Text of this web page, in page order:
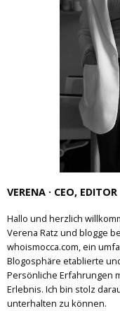
VERENA · CEO, EDITOR
Hallo und herzlich
Verena Ratz und blogge
whoismocca.com, ein
Blogosphäre etablierte
Persönliche Erfahrungen
Erlebnis. Ich bin stolz
unterhalten zu können.